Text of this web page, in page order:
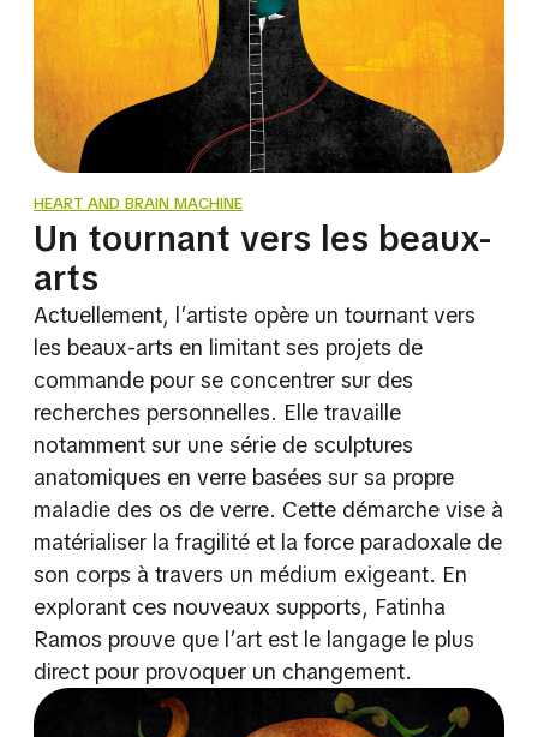
HEART AND BRAIN MACHINE
Un tournant vers les beaux-
arts
Actuellement, l’artiste opère un tournant vers
les beaux-arts en limitant ses projets de
commande pour se concentrer sur des
recherches personnelles. Elle travaille
notamment sur une série de sculptures
anatomiques en verre basées sur sa propre
maladie des os de verre. Cette démarche vise à
matérialiser la fragilité et la force paradoxale de
son corps à travers un médium exigeant. En
explorant ces nouveaux supports, Fatinha
Ramos prouve que l’art est le langage le plus
direct pour provoquer un changement.